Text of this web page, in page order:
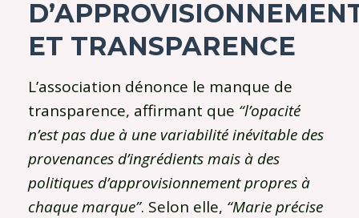
D’A
ET TRANSPARENCE
L’association dénonce le manque de
transparence, affirmant que “l’opacité
n’est pas due à une variabilité inévitable des
provenances d’ingrédients mais à des
politiques d’approvisionnement propres à
chaque marque”. Selon elle, “Marie précise